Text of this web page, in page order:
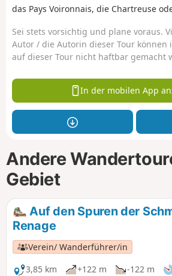
das Pays Voironnais, die Chartreuse
Sei stets vorsichtig und plane voraus.
Autor / die Autorin dieser Tour können
auf dieser Tour nicht haftbar gemacht
In der mobilen App
Andere
Gebiet
Auf den Spuren der
Renage
Verein/ Wanderführer/in
3,85 km
+122 m -122 m